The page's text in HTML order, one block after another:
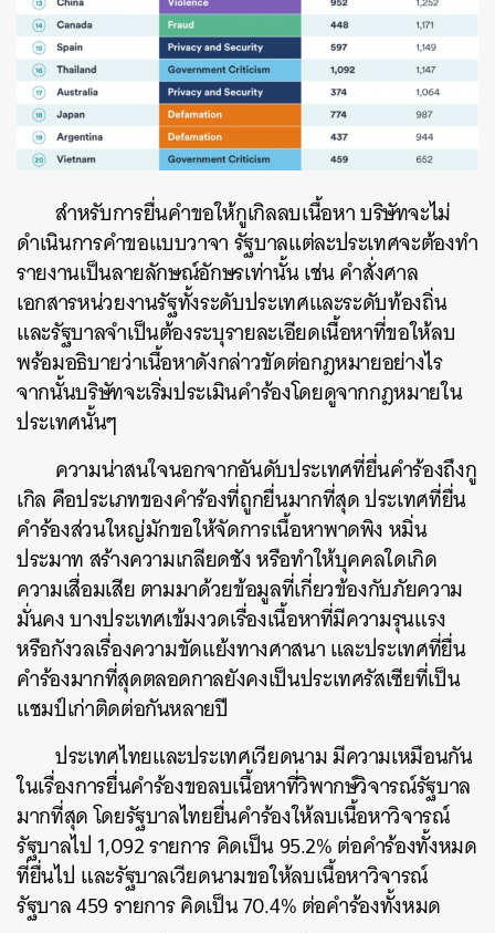
สำหรับการยื่นคำขอให้กูเกิลลบเนื้อหา บริษัทจะไม่
ดำเนินการคำขอแบบวาจา รัฐบาลแต่ละประเทศจะต้องทำ
รายงานเป็นลายลักษณ์อักษรเท่านั้น เช่น คำสั่งศาล
เอกสารหน่วยงานรัฐทั้งระดับประเทศและระดับท้องถิ่น
และรัฐบาลจำเป็นต้องระบุรายละเอียดเนื้อหาที่ขอให้ลบ
พร้อมอธิบายว่าเนื้อหาดังกล่าวขัดต่อกฎหมายอย่างไร
จากนั้นบริษัทจะเริ่มประเมินคำร้องโดยดูจากกฎหมายใน
ประเทศนั้นๆ
ความน่าสนใจนอกจากอันดับประเทศที่ยื่นคำร้องถึงกู
เกิล คือประเภทของคำร้องที่ถูกยื่นมากที่สุด ประเทศที่ยื่น
คำร้องส่วนใหญ่มักขอให้จัดการเนื้อหาพาดพิง หมิ่น
ประมาท สร้างความเกลียดชัง หรือทำให้บุคคลใดเกิด
ความเสื่อมเสีย ตามมาด้วยข้อมูลที่เกี่ยวข้องกับภัยความ
มั่นคง บางประเทศเข้มงวดเรื่องเนื้อหาที่มีความรุนแรง
หรือกังวลเรื่องความขัดแย้งทางศาสนา และประเทศที่ยื่น
คำร้องมากที่สุดตลอดกาลยังคงเป็นประเทศรัสเซียที่เป็น
แชมป์เก่าติดต่อกันหลายปี
ประเทศไทยและประเทศเวียดนาม มีความเหมือนกัน
ในเรื่องการยื่นคำร้องขอลบเนื้อหาที่วิพากษ์วิจารณ์รัฐบาล
มากที่สุด โดยรัฐบาลไทยยื่นคำร้องให้ลบเนื้อหาวิจารณ์
รัฐบาลไป 1,092 รายการ คิดเป็น 95.2% ต่อคำร้องทั้งหมด
ที่ยื่นไป และรัฐบาลเวียดนามขอให้ลบเนื้อหาวิจารณ์
รัฐบาล 459 รายการ คิดเป็น 70.4% ต่อคำร้องทั้งหมด
ค้นหา
SHARE TWEET LINE EMAIL